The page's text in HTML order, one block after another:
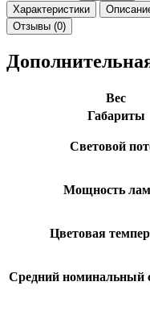
Характеристики
Отзывы (0)
Вес
Габариты
Световой
Мощность
Цветовая
Средний номинальный